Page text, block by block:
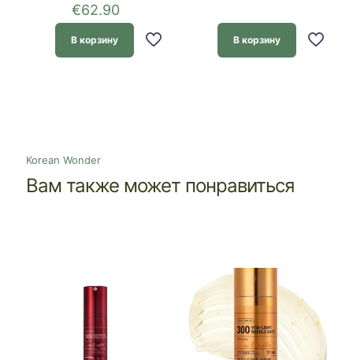
€62.90
В корзину В корзину
Korean Wonder
Вам также может понравиться